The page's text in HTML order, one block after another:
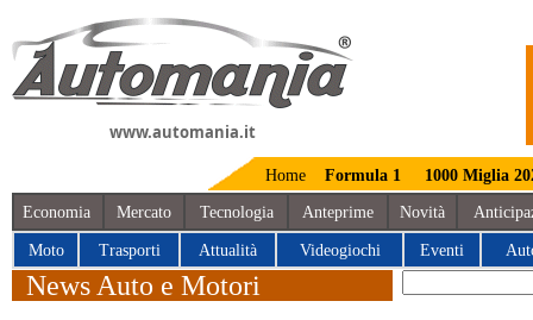
www.automania.it
Home Formula 1 1000 Miglia
Economia Mercato Tecnologia Anteprime Novità
Moto Trasporti Attualità Videogiochi Eventi
News Auto e Motori